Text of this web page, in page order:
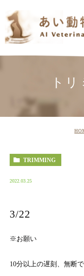
ト
TRIMMING
2022.03.25
3/22
※ お願い
10分以上の遅刻、無断